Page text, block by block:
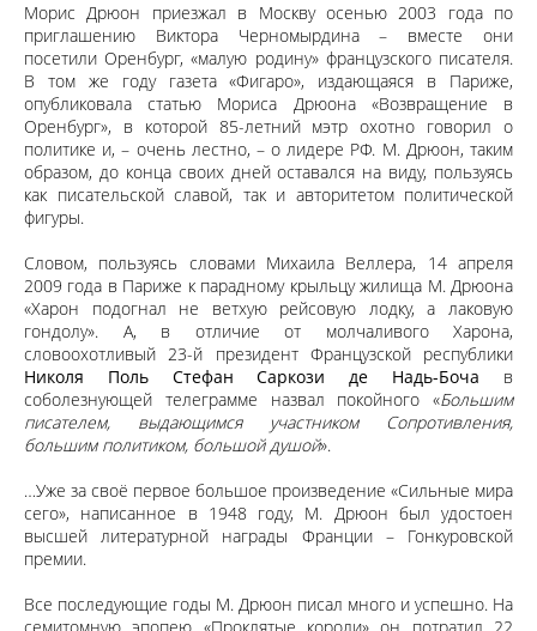
Морис Дрюон приезжал в Москву осенью 2003 года по
приглашению Виктора Черномырдина – вместе они
посетили Оренбург, «малую родину» французского писателя.
В том же году газета «Фигаро», издающаяся в Париже,
опубликовала статью Мориса Дрюона «Возвращение в
Оренбург», в которой 85-летний мэтр охотно говорил о
политике и, – очень лестно, – о лидере РФ. М. Дрюон, таким
образом, до конца своих дней оставался на виду, пользуясь
как писательской славой, так и авторитетом политической
фигуры.
Словом, пользуясь словами Михаила Веллера, 14 апреля
2009 года в Париже к парадному крыльцу жилища М. Дрюона
«Харон подогнал не ветхую рейсовую лодку, а лаковую
гондолу». А, в отличие от молчаливого Харона,
словоохотливый 23-й президент Французской республики
Николя Поль Стефан Саркози де Надь-Боча в
соболезнующей телеграмме назвал покойного «Большим
писателем, выдающимся участником Сопротивления,
большим политиком, большой душой».
…Уже за своё первое большое произведение «Сильные мира
сего», написанное в 1948 году, М. Дрюон был удостоен
высшей литературной награды Франции – Гонкуровской
премии.
Все последующие годы М. Дрюон писал много и успешно. На